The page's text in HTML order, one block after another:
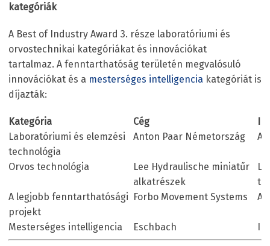
kategóriák
A Best of Industry Award 3. része laboratóriumi és
orvostechnikai kategóriákat és innovációkat
tartalmaz. A fenntarthatóság területén megvalósuló
innovációkat és a mesterséges intelligencia kategóriát is
díjazták:
Kategória Cég
Laboratóriumi és elemzési
technológia
Anton Paar Németország
Orvos technológia
Lee Hydraulische miniatűr
alkatrészek
A legjobb fenntarthatósági
projekt
Forbo Movement Systems
Mesterséges intelligencia Eschbach